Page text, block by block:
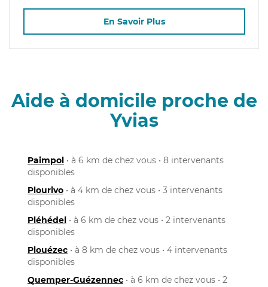
En Savoir Plus
Aide à domicile proche de
Yvias
Paimpol • à 6 km de chez vous • 8 intervenants
disponibles
Plourivo • à 4 km de chez vous • 3 intervenants
disponibles
Pléhédel • à 6 km de chez vous • 2 intervenants
disponibles
Plouézec • à 8 km de chez vous • 4 intervenants
disponibles
Quemper-Guézennec • à 6 km de chez vous • 2